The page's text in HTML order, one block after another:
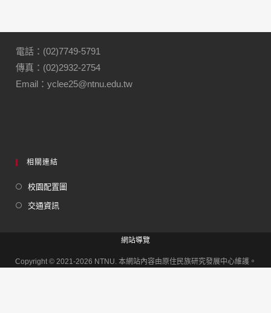
電話：(02)7749-5791
傳真：(02)2932-2754
Email：yclee25@ntnu.edu.tw
相關連結
校園配置圖
交通資訊
網站導覽
Copyright © 2021-2026 NTNU. 本網站內容由原住民族研究發展中心維護。